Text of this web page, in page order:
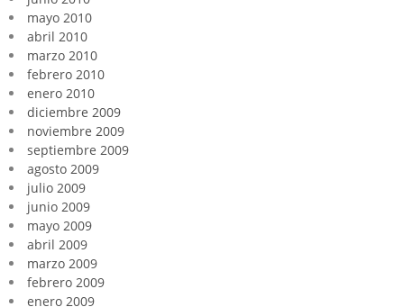
mayo 2010
abril 2010
marzo 2010
febrero 2010
enero 2010
diciembre 2009
noviembre 2009
septiembre 2009
agosto 2009
julio 2009
junio 2009
mayo 2009
abril 2009
marzo 2009
febrero 2009
enero 2009